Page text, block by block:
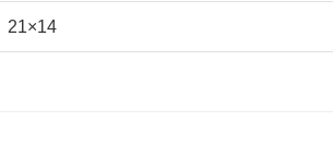
14×21